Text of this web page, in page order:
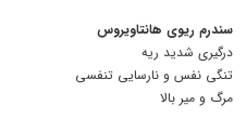
سندرم ریوی هانتاویروس
درگیری شدید ریه
تنگی نفس و نارسایی تنفسی
مرگ و میر بالا